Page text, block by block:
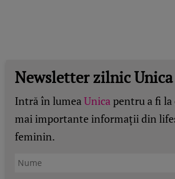
Newsletter zilnic Unica
Intră în lumeaUnicapentru a fi la
mai importante informații din
feminin.